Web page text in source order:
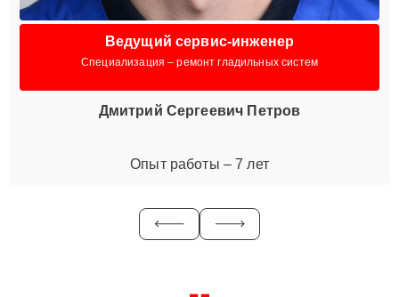
Ведущий сервис-инженер
Специализация – ремонт гладильных систем
Дмитрий Сергеевич Петров
Опыт работы – 7 лет